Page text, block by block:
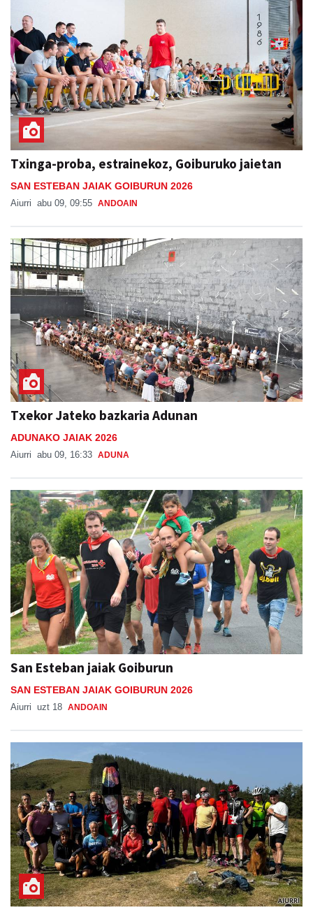
Txinga-proba, estrainekoz, Goiburuko jaietan
SAN ESTEBAN JAIAK GOIBURUN 2026
Aiurri abu 09, 09:55 ANDOAIN
Txekor Jateko bazkaria Adunan
ADUNAKO JAIAK 2026
Aiurri abu 09, 16:33 ADUNA
San Esteban jaiak Goiburun
SAN ESTEBAN JAIAK GOIBURUN 2026
Aiurri uzt 18 ANDOAIN